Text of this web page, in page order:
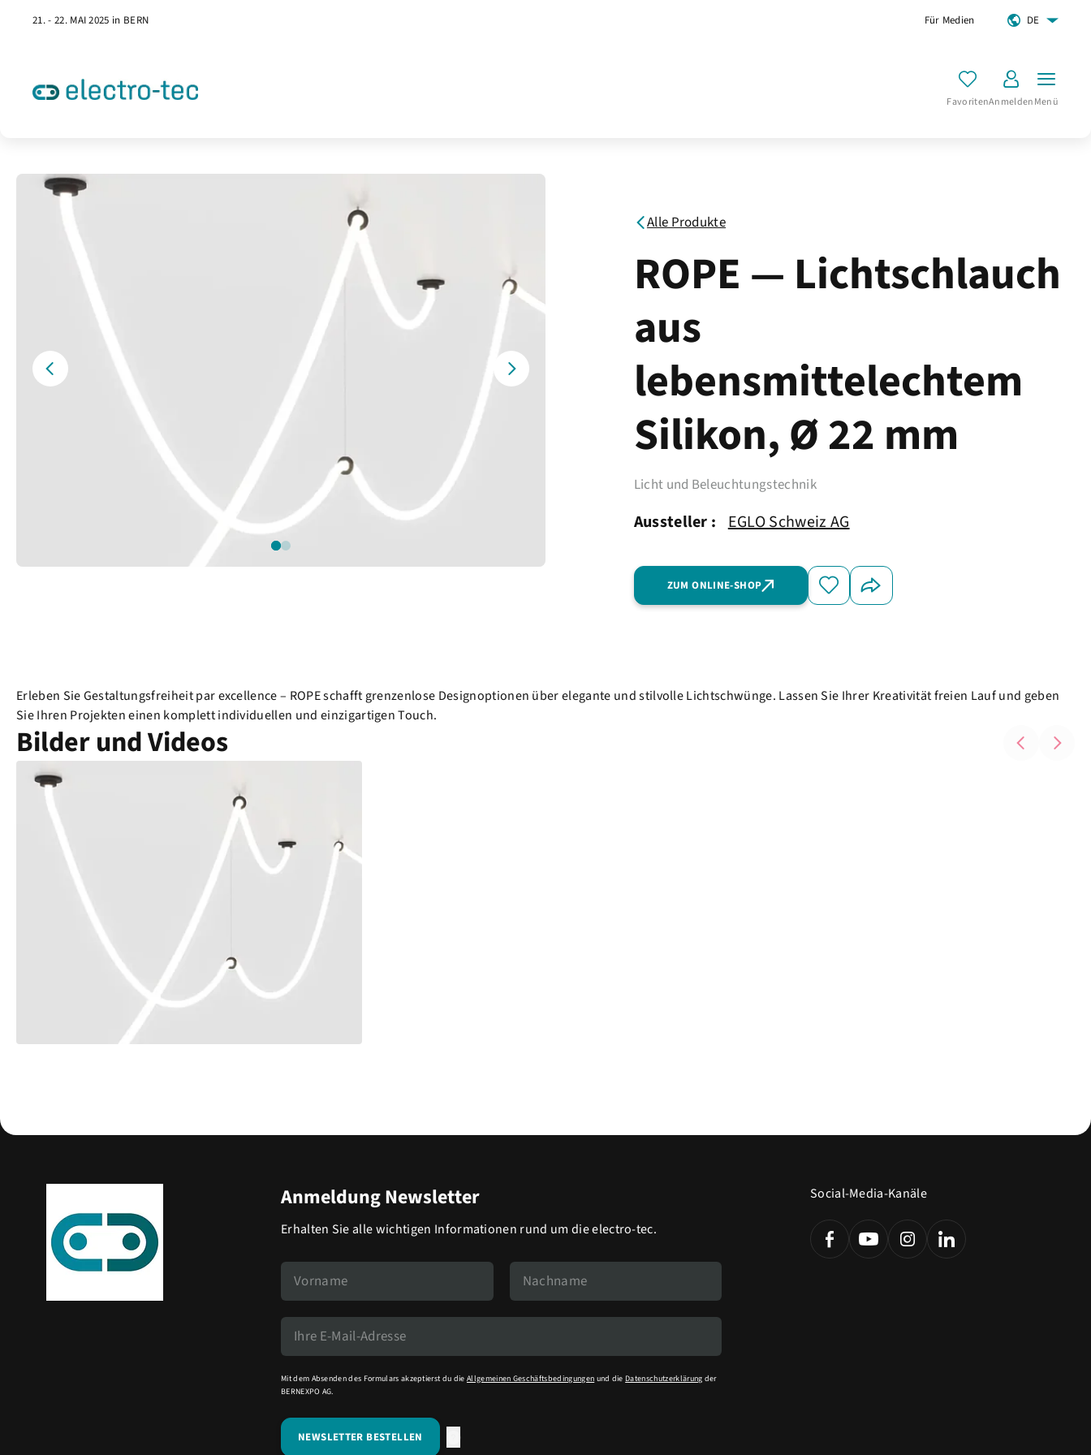
21. - 22. MAI 2025 in BERN Für Medien DE
FavoritenAnmeldenMenü
Alle Produkte
ROPE — Lichtschlauch
aus
lebensmittelechtem
Silikon, Ø 22 mm
Licht und Beleuchtungstechnik
Aussteller : EGLO Schweiz AG
ZUM ONLINE-SHOP
Erleben Sie Gestaltungsfreiheit par excellence – ROPE schafft grenzenlose Designoptionen über elegante und stilvolle Lichtschwünge. Lassen Sie Ihrer Kreativität freien Lauf und geben
Sie Ihren Projekten einen komplett individuellen und einzigartigen Touch.
Bilder und Videos
Anmeldung Newsletter
Erhalten Sie alle wichtigen Informationen rund um die electro-tec.
Mit dem Absenden des Formulars akzeptierst du die Allgemeinen Geschäftsbedingungen und die Datenschutzerklärung der
BERNEXPO AG.
Social-Media-Kanäle